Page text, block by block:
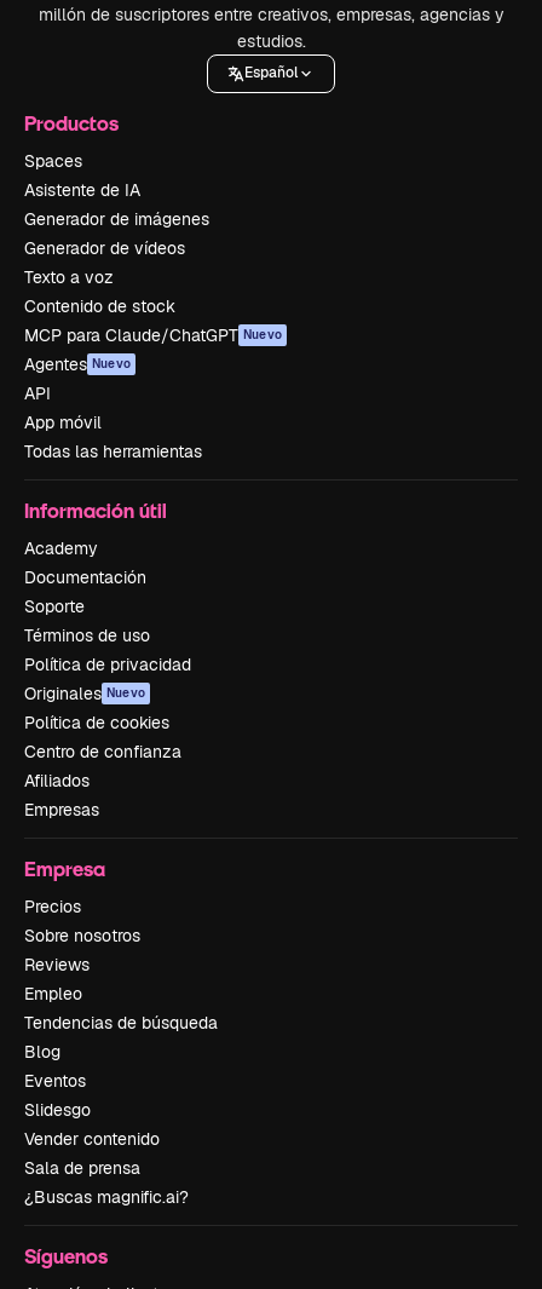
millón de suscriptores entre creativos, empresas, agencias y
estudios.
Español
Productos
Spaces
Asistente de IA
Generador de imágenes
Generador de vídeos
Texto a voz
Contenido de stock
MCP para Claude/ChatGPT Nuevo
Agentes Nuevo
API
App móvil
Todas las herramientas
Información útil
Academy
Documentación
Soporte
Términos de uso
Política de privacidad
Originales Nuevo
Política de cookies
Centro de confianza
Afiliados
Empresas
Empresa
Precios
Sobre nosotros
Reviews
Empleo
Tendencias de búsqueda
Blog
Eventos
Slidesgo
Vender contenido
Sala de prensa
¿Buscas magnific.ai?
Síguenos